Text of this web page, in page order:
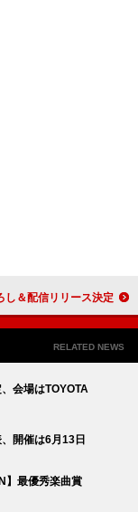
九条の大罪』へ主題歌「Dogs」書き下ろし＆配信リリース決定
RELATED NEWS
会場はTOYOTA
開催は6月13日
】最優秀楽曲賞